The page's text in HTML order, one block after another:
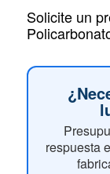
Solicite un
respuesta